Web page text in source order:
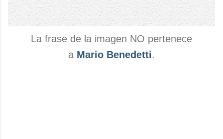
La frase de la imagen NO pertenece
a Mario Benedetti.